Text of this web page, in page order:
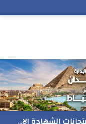
رسميا..فيلم المنير ينافس في مهرجان Follow Your Heart بنيويورك